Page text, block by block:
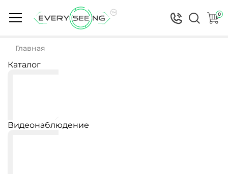
0
Главная
Каталог
Видеонаблюдение